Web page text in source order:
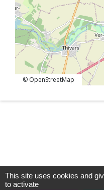
© OpenStreetMap
This site uses cookies and
to activate